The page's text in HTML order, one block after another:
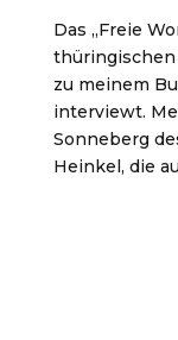
Das „Freie
zu meinem
interviewt.
Sonneberg
Heinkel, die